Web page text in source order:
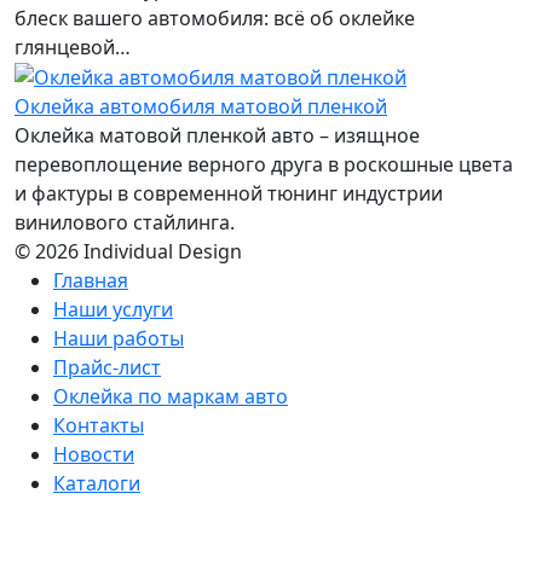
блеск вашего автомобиля: всё об оклейке
глянцевой…
Оклейка автомобиля матовой пленкой
Оклейка матовой пленкой авто – изящное
перевоплощение верного друга в роскошные цвета
и фактуры в современной тюнинг индустрии
винилового стайлинга.
© 2026 Individual Design
Главная
Наши услуги
Наши работы
Прайс-лист
Оклейка по маркам авто
Контакты
Новости
Каталоги